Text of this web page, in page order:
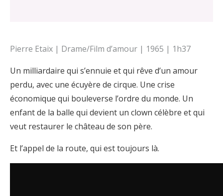
Pierre Etaix | Drame/Film d’amour | 1965 | 1h37
Un milliardaire qui s’ennuie et qui rêve d’un amour
perdu, avec une écuyère de cirque. Une crise
économique qui bouleverse l’ordre du monde. Un
enfant de la balle qui devient un clown célèbre et qui
veut restaurer le château de son père.
Et l’appel de la route, qui est toujours là.